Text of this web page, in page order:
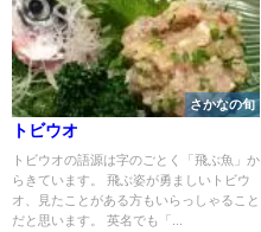
さかなの旬
トビウオ
トビウオの語源は字のごとく「飛ぶ魚」か
らきています。 飛ぶ姿が勇ましいトビウ
オ、見たことがある方もいらっしゃること
だと思います。 英名でも「...